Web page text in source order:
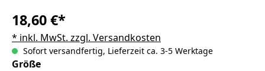
18,60 €*
* inkl. MwSt. zzgl. Versandkosten
Sofort versandfertig, Lieferzeit ca. 3-5 Werktage
Größeauswählen